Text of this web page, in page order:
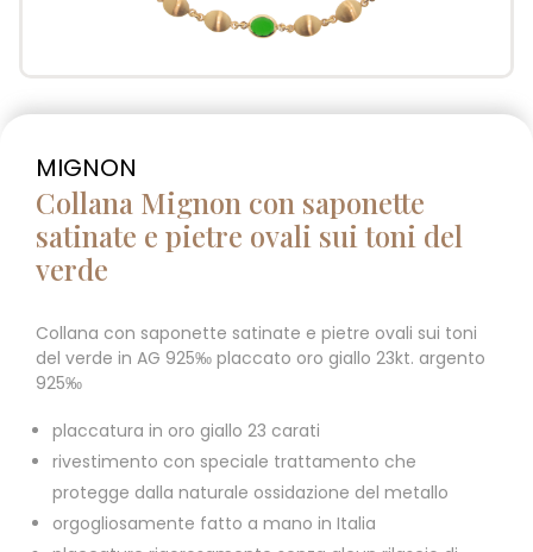
MIGNON
Collana Mignon con saponette
satinate e pietre ovali sui toni del
verde
Collana con saponette satinate e pietre ovali sui toni
del verde in AG 925‰ placcato oro giallo 23kt. argento
925‰
placcatura in oro giallo 23 carati
rivestimento con speciale trattamento che
protegge dalla naturale ossidazione del metallo
orgogliosamente fatto a mano in Italia